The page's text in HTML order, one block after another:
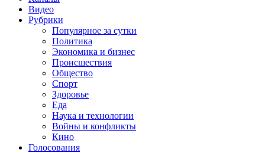
Видео
Рубрики
Популярное за сутки
Политика
Экономика и бизнес
Происшествия
Общество
Спорт
Здоровье
Еда
Наука и технологии
Войны и конфликты
Кино
Голосования